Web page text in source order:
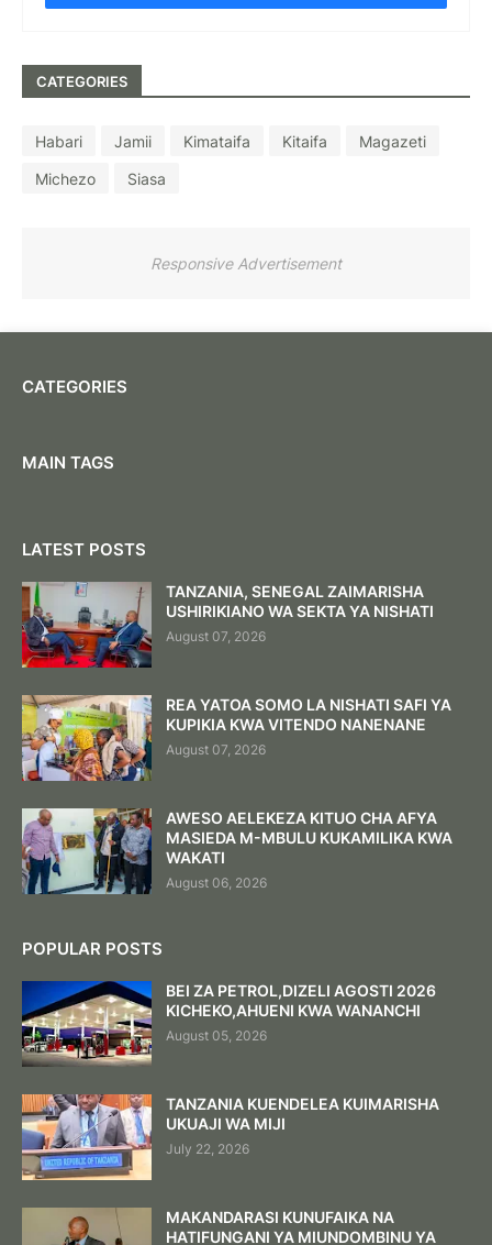
CATEGORIES
Habari Jamii Kimataifa Kitaifa
Magazeti
Michezo
Siasa
Responsive Advertisement
CATEGORIES
MAIN TAGS
LATEST POSTS
TANZANIA, SENEGAL ZAIMARISHA
USHIRIKIANO WA SEKTA YA NISHATI
August 07, 2026
REA YATOA SOMO LA NISHATI SAFI YA
KUPIKIA KWA VITENDO NANENANE
August 07, 2026
AWESO AELEKEZA KITUO CHA AFYA
MASIEDA M-MBULU KUKAMILIKA KWA
WAKATI
August 06, 2026
POPULAR POSTS
BEI ZA PETROL,DIZELI AGOSTI 2026
KICHEKO,AHUENI KWA WANANCHI
August 05, 2026
TANZANIA KUENDELEA KUIMARISHA
UKUAJI WA MIJI
July 22, 2026
MAKANDARASI KUNUFAIKA NA
HATIFUNGANI YA MIUNDOMBINU YA